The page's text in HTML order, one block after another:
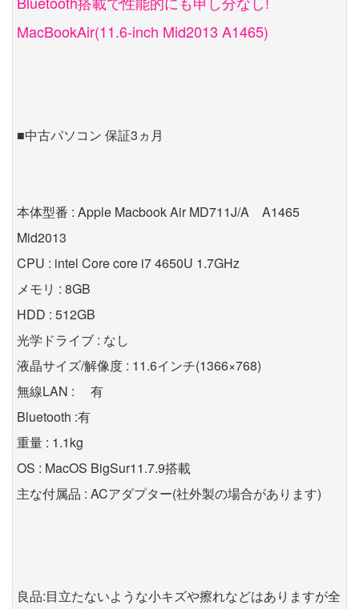
MacBookAir(11.6-inch Mid2013 A1465)
■中古パソコン 保証3ヵ月
本体型番 : Apple Macbook Air MD711J/A A1465
Mid2013
CPU : intel Core core i7 4650U 1.7GHz
メモリ : 8GB
HDD : 512GB
光学ドライブ : なし
液晶サイズ/解像度 : 11.6インチ(1366×768)
無線LAN : 有
Bluetooth :有
重量 : 1.1kg
OS : MacOS BigSur11.7.9搭載
主な付属品 : ACアダプター(社外製の場合があります)
良品:目立たないような小キズや擦れなどはありますが全